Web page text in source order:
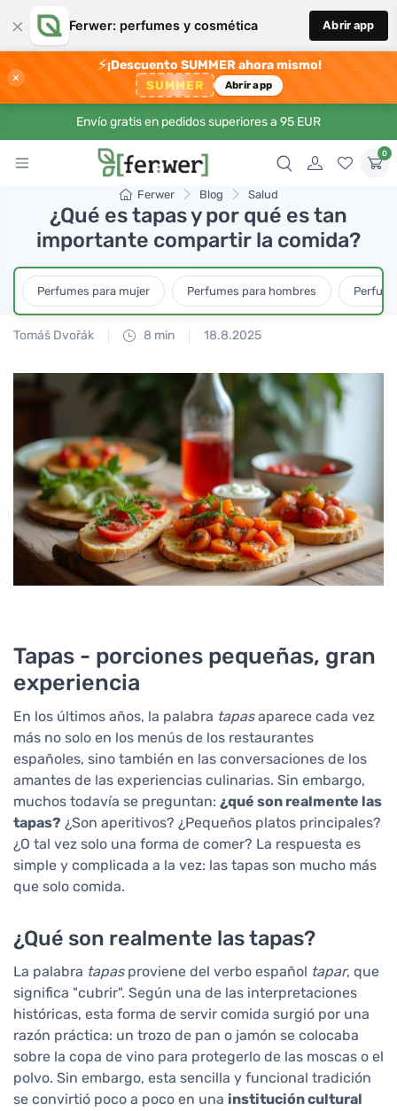
× Ferwer: perfumes y cosmética Abrir app
×
⚡¡Descuento SUMMER ahora mismo!
SUMMER Abrir app
Envío gratis en pedidos superiores a 95 EUR
0
Ferwer Blog Salud
¿Qué es tapas y por qué es tan
importante compartir la comida?
Perfumes para mujer Perfumes para hombres
Tomáš Dvořák 8 min 18.8.2025
Tapas - porciones pequeñas, gran
experiencia
En los últimos años, la palabra tapasaparece cada vez
más no solo en los menús de los restaurantes
españoles, sino también en las conversaciones de los
amantes de las experiencias culinarias. Sin embargo,
muchos todavía se preguntan: ¿qué son realmente las
tapas? ¿Son aperitivos? ¿Pequeños platos principales?
¿O tal vez solo una forma de comer? La respuesta es
simple y complicada a la vez: las tapas son mucho más
que solo comida.
¿Qué son realmente las tapas?
La palabra tapasproviene del verbo español tapar, que
significa "cubrir". Según una de las interpretaciones
históricas, esta forma de servir comida surgió por una
razón práctica: un trozo de pan o jamón se colocaba
sobre la copa de vino para protegerlo de las moscas o el
polvo. Sin embargo, esta sencilla y funcional tradición
se convirtió poco a poco en una institución cultural